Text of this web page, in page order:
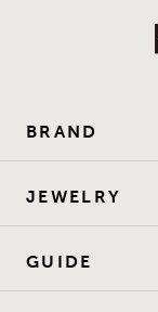
BRAND
JEWELRY
GUIDE